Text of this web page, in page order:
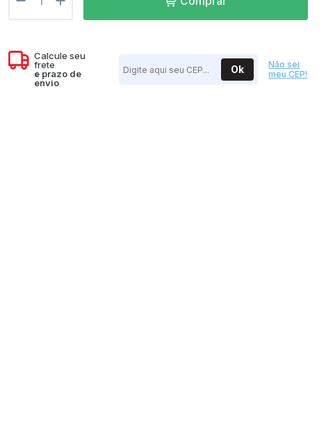
07h as 17h
Calcule seu
frete
e prazo de
envio
Ok
Não sei
meu CEP!